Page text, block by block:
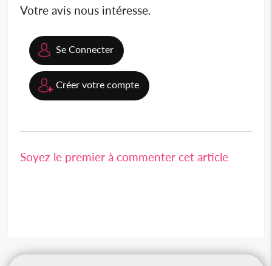
Votre avis nous intéresse.
Se Connecter
Créer votre compte
Soyez le premier à commenter cet article